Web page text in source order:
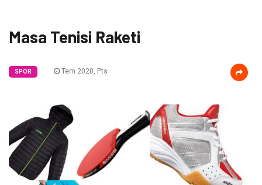
Masa Tenisi Raketi
SPOR Tem 2020, Pts